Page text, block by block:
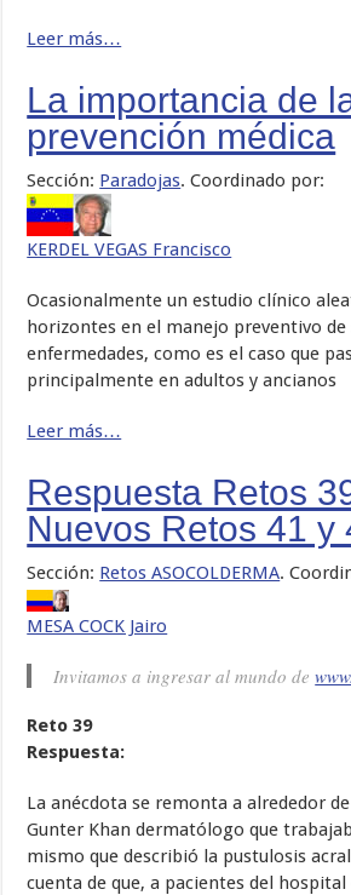
Leer más…
La importancia de
prevención médica
Sección: Paradojas. Coordinado por:
KERDEL VEGAS Francisco
Ocasionalmente un estudio clínico
horizontes en el manejo preventivo de
enfermedades, como es el caso que
principalmente en adultos y ancianos
Leer más…
Respuesta Retos
Nuevos Retos 41 y
Sección: Retos ASOCOLDERMA.
MESA COCK Jairo
Invitamos a ingresar al mundo de
Reto 39
Respuesta:
La anécdota se remonta a alrededor
Gunter Khan dermatólogo que
mismo que describió la pustulosis
cuenta de que, a pacientes del